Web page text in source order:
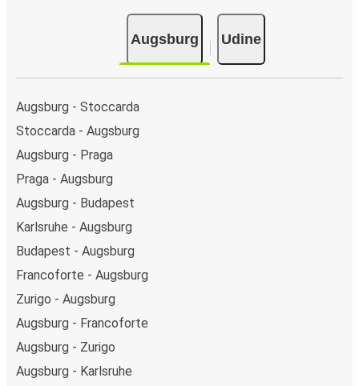
Augsburg Udine
Augsburg - Stoccarda
Stoccarda - Augsburg
Augsburg - Praga
Praga - Augsburg
Augsburg - Budapest
Karlsruhe - Augsburg
Budapest - Augsburg
Francoforte - Augsburg
Zurigo - Augsburg
Augsburg - Francoforte
Augsburg - Zurigo
Augsburg - Karlsruhe